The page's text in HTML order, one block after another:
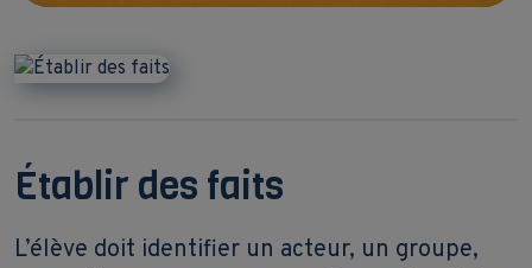
Établir des faits
L’élève doit identifier un acteur, un groupe,